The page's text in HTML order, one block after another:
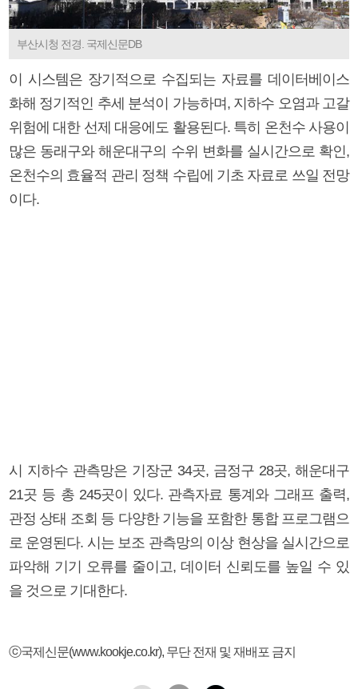
부산시청 전경. 국제신문DB
이 시스템은 장기적으로 수집되는 자료를 데이터베이스
화해 정기적인 추세 분석이 가능하며, 지하수 오염과 고갈
위험에 대한 선제 대응에도 활용된다. 특히 온천수 사용이
많은 동래구와 해운대구의 수위 변화를 실시간으로 확인,
온천수의 효율적 관리 정책 수립에 기초 자료로 쓰일 전망
이다.
시 지하수 관측망은 기장군 34곳, 금정구 28곳, 해운대구
21곳 등 총 245곳이 있다. 관측자료 통계와 그래프 출력,
관정 상태 조회 등 다양한 기능을 포함한 통합 프로그램으
로 운영된다. 시는 보조 관측망의 이상 현상을 실시간으로
파악해 기기 오류를 줄이고, 데이터 신뢰도를 높일 수 있
을 것으로 기대한다.
ⓒ국제신문(www.kookje.co.kr), 무단 전재 및 재배포 금지